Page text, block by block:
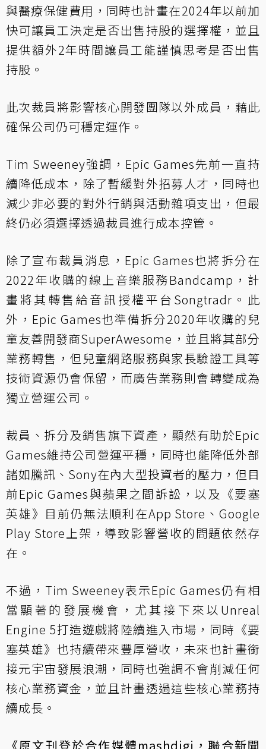
與醫療保健費用，同時也計畫在2024年以前加
快可讓員工決定是否出售持股的選擇權，並且
提供額外2年時間讓員工能謹慎思考是否出售
持股。
此次裁員將影響核心開發團隊以外成員，藉此
確保公司仍可穩定運作。
Tim Sweeney強調，Epic Games先前一直持
續降低成本，除了暫緩對外招募人才，同時也
減少非必要的對外行銷與活動雜項支出，但最
終仍必須選擇透過裁員進行成本控管。
除了宣布裁員消息，Epic Games也將拆分在
2022年收購的線上音樂服務Bandcamp，計
畫將其轉售給音訊授權平台Songtradr。此
外，Epic Games也準備拆分2020年收購的兒
童友善開發商SuperAwesome，並且將其部分
業務轉售，但兒童網路服務與家長驗證工具等
技術資源仍會保留，而廣告業務則會轉變成為
獨立營運公司。
裁員、拆分及銷售旗下資產，顯然有助於Epic
Games維持公司營運平穩，同時也能降低外部
諸如騰訊、Sony在內大型投資者的壓力，但目
前Epic Games與蘋果之間訴訟，以及《要塞
英雄》目前仍無法順利在App Store、Google
Play Store上架，導致影響營收的問題依然存
在。
不過，Tim Sweeney表示Epic Games仍有相
當顯著的發展機會，尤其接下來以Unreal
Engine 5打造遊戲將陸續進入市場，同時《要
塞英雄》也持續帶來豐厚營收，未來也計畫銜
接元宇宙發展浪潮，同時也強調不會削減任何
核心業務資金，並且計畫透過這些核心業務持
續成長。
《原文刊登於合作媒體mashdigi ，聯合新聞